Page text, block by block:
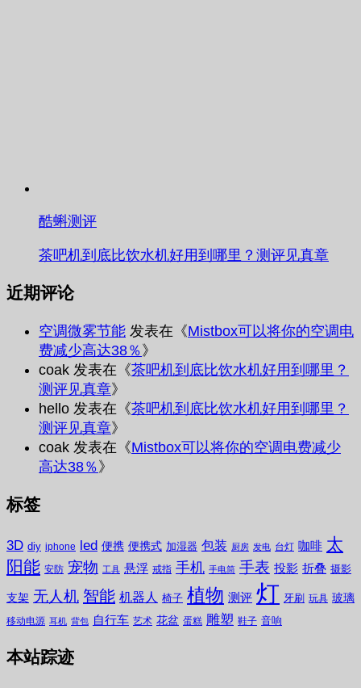
酷蝌测评
茶吧机到底比饮水机好用到哪里？测评见真章
近期评论
空调微雾节能 发表在《Mistbox可以将你的空调电
费减少高达38％ 》
coak 发表在《茶吧机到底比饮水机好用到哪里？
测评见真章》
hello 发表在《茶吧机到底比饮水机好用到哪里？
测评见真章》
coak 发表在《Mistbox可以将你的空调电费减少
高达38％ 》
标签
3D diy iphone led 便携 便携式 加湿器 包装 厨房 发电 台灯 咖啡 太
阳能 安防 宠物 工具 悬浮 戒指 手机 手电筒 手表 投影 折叠 摄影
支架 无人机 智能 机器人 椅子 植物 测评 灯 牙刷 玩具 玻璃
移动电源 耳机 背包 自行车 艺术 花盆 蛋糕 雕塑 鞋子 音响
本站踪迹